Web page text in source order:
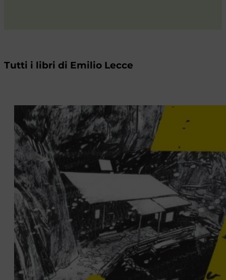
Tutti i libri di Emilio Lecce